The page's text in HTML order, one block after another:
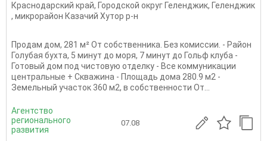
Краснодарский край, Городской округ Геленджик, Геленджик
, микрорайон Казачий Хутор р-н
Продам дом, 281 м² От собственника. Без комиссии. - Район
Голубая бухта, 5 минут до моря, 7 минут до Гольф клуба -
Готовый дом под чистовую отделку - Все коммуникации
центральные + Скважина - Площадь дома 280.9 м2 -
Земельный участок 360 м2, в собственности От...
Агентство
регионального
развития
07.08